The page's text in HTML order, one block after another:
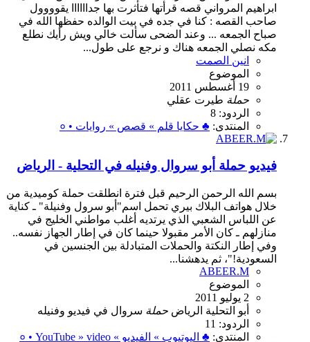
ابراهيم المرواني قصه قرأتها فتأثرت بها جداااااا يقوووول
صاحب القصه : كنا في جده في بيت الوالده حفظها الله في
صباح الجمعه ... وعند الضحى سألت خالي ويش رأيك نطلع
مكه نصلي الجمعه هناك و نرجع على طول...
انين الصمت
الموضوع
19 أغسطس 2011
حملة طيرت عقلي
الردود: 8
المنتدى: ♣ حكايا قلم » قصص » روايات • ०
فيديو حملة أبو سروال وفنيله في التحلية - الرياض
بسم الله الرحمن الرحيم قبل فترة انطلقت حملة كوميدية من
خلال هواتف البلاك بيري تحمل اسم"أبو سرول وفنيلة" ـ كناية
عن اللباس الشعبي الذي يرتديه أغلب مواطني الخليج في
منازلهم ـ كان الأمر مقبولا حينما كان في إطار الجهاز نفسه..
وفي إطار النكتة والحملات المتبادلة بين الجنسين في
السعودية!"، ثم يدهشنا...
ABEER.M
الموضوع
2 يوليو 2011
أبو التحلية الرياض حملة سروال في فيديو وفنيله
الردود: 11
المنتدى: ♣ اليوتيوب » الفيديو » ० • YouTube » video